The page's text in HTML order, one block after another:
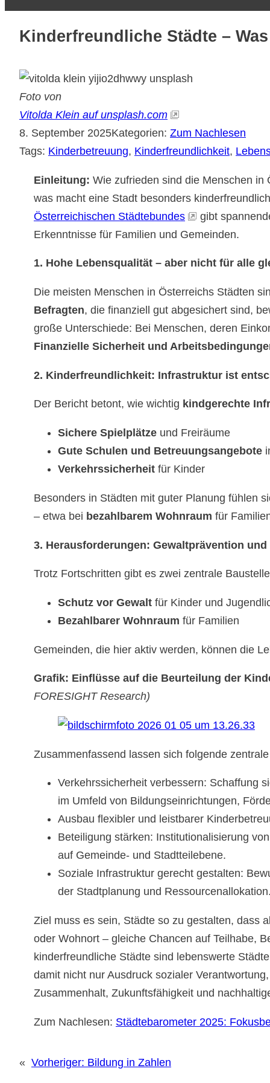
Kinderfreundliche Städte –
Foto von
Vitolda Klein auf unsplash.com
8. September 2025Kategorien: Zum Nachlesen
Tags: Kinderbetreuung, Kinderfreundlichkeit,
Einleitung: Wie zufrieden sind die Menschen in
was macht eine Stadt besonders
Österreichischen Städtebundes
gibt
Erkenntnisse für Familien und Gemeinden.
1. Hohe Lebensqualität – aber nicht für alle
Die meisten Menschen in Österreichs Städten
Befragten, die finanziell gut abgesichert sind,
große Unterschiede: Bei Menschen, deren
Finanzielle Sicherheit und
2. Kinderfreundlichkeit: Infrastruktur ist
Der Bericht betont, wie wichtig kindgerechte
Sichere Spielplätze und Freiräume
Gute Schulen und Betreuungsangebote
Verkehrssicherheit für Kinder
Besonders in Städten mit guter Planung fühlen
– etwa bei bezahlbarem Wohnraum für
3. Herausforderungen: Gewaltprävention und
Trotz Fortschritten gibt es zwei zentrale
Schutz vor Gewalt für Kinder und
Bezahlbarer Wohnraum für Familien
Gemeinden, die hier aktiv werden, können die
Grafik: Einflüsse auf die Beurteilung der
FORESIGHT Research)
Zusammenfassend lassen sich folgende
Verkehrssicherheit verbessern: Schaffung
im Umfeld von Bildungseinrichtungen,
Ausbau flexibler und leistbarer
Beteiligung stärken: Institutionalisierung
auf Gemeinde- und Stadtteilebene.
Soziale Infrastruktur gerecht gestalten:
der Stadtplanung und Ressourcenallokation.
Ziel muss es sein, Städte so zu gestalten, dass
oder Wohnort – gleiche Chancen auf Teilhabe,
kinderfreundliche Städte sind lebenswerte
damit nicht nur Ausdruck sozialer
Zusammenhalt, Zukunftsfähigkeit und
Zum Nachlesen: Städtebarometer 2025:
« Vorheriger: Bildung in Zahlen